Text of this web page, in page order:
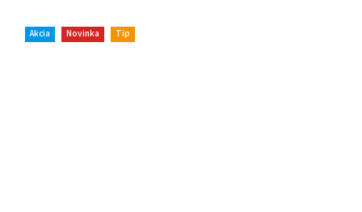
Akcia Novinka Tip